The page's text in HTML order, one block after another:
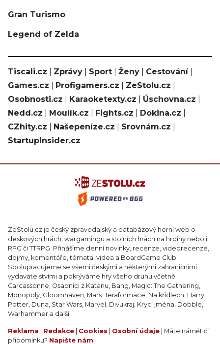
Gran Turismo
Legend of Zelda
Tiscali.cz Zprávy Sport Ženy Cestování|
Games.cz
Profigamers.cz ZeStolu.cz
Osobnosti.cz
Karaoketexty.cz Úschovna.cz
Nedd.cz
Moulík.cz Fights.cz Dokina.cz
CZhity.cz
Našepeníze.cz Srovnám.cz
StartupInsider.cz
ZeStolu.cz je český zpravodajský a databázový herní web o
deskových hrách, wargamingu a stolních hrách na hrdiny neboli
RPG či TTRPG. Přinášíme denní novinky, recenze, videorecenze,
dojmy, komentáře, témata, videa a BoardGame Club.
Spolupracujeme se všemi českými a některými zahraničními
vydavatelstvími a pokrýváme hry všeho druhu včetně
Carcassonne, Osadníci z Katanu, Bang, Magic: The Gathering,
Monopoly, Gloomhaven, Mars: Teraformace, Na křídlech, Harry
Potter, Duna, Star Wars, Marvel, Divukraj, Krycí jména, Dobble,
Warhammer a další.
Reklama Redakce Cookies Osobní údaje | Máte námět či
připomínku? Napište nám